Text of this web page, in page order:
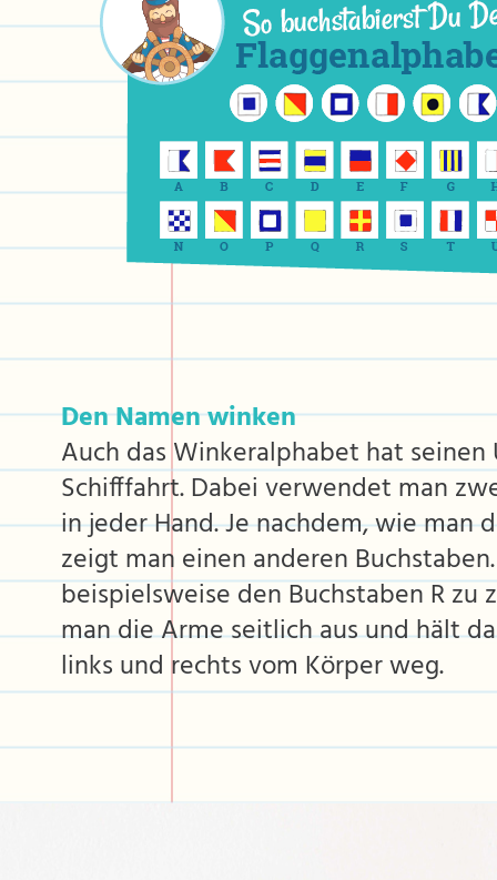
Den Namen winken
Auch das Winkeralphabet hat seinen
Schifffahrt. Dabei verwendet man
in jeder Hand. Je nachdem, wie man
zeigt man einen anderen
beispielsweise den Buchstaben R zu
man die Arme seitlich aus und hält
links und rechts vom Körper weg.